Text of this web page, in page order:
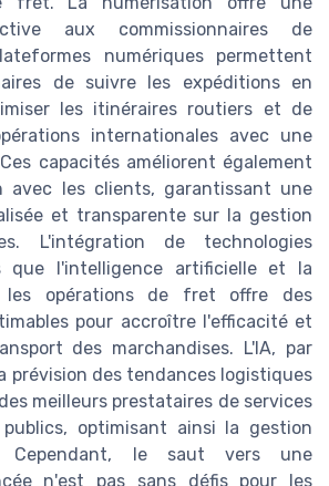
aux commissionnaires de
numériques permettent
de suivre les expéditions en
les itinéraires routiers et de
internationales avec une
capacités améliorent également
avec les clients, garantissant une
et transparente sur la gestion
L'intégration de technologies
que l'intelligence artificielle et la
les opérations de fret offre des
pour accroître l'efficacité et
des marchandises. L'IA, par
prévision des tendances logistiques
meilleurs prestataires de services
optimisant ainsi la gestion
Cependant, le saut vers une
n'est pas sans défis pour les